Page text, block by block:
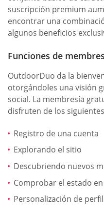
suscripción premium
encontrar una
algunos beneficios
Funciones de
OutdoorDuo da la
otorgándoles una visión
social. La membresía
disfruten de los
Registro de una cuenta
Explorando el sitio
Descubriendo nuevos
Comprobar el estado
Personalización de